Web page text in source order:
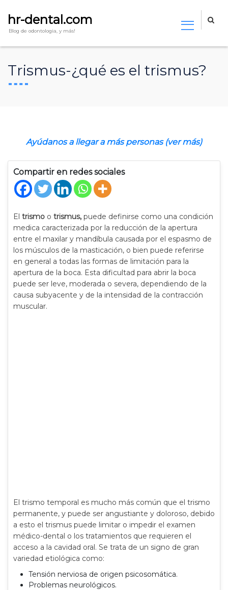
hr-dental.com
Blog de odontologia, y más!
Trismus-¿qué es el trismus?
Ayúdanos a llegar a más personas (ver más)
Compartir en redes sociales
El trismo o trismus, puede definirse como una condición
medica caracterizada por la reducción de la apertura
entre el maxilar y mandíbula causada por el espasmo de
los músculos de la masticación, o bien puede referirse
en general a todas las formas de limitación para la
apertura de la boca. Esta dificultad para abrir la boca
puede ser leve, moderada o severa, dependiendo de la
causa subyacente y de la intensidad de la contracción
muscular.
El trismo temporal es mucho más común que el trismo
permanente, y puede ser angustiante y doloroso, debido
a esto el trismus puede limitar o impedir el examen
médico-dental o los tratamientos que requieren el
acceso a la cavidad oral. Se trata de un signo de gran
variedad etiológica como:
Tensión nerviosa de origen psicosomática.
Problemas neurológicos.